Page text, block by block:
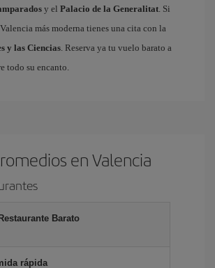
y el Palacio de la Generalitat. Si
más moderna tienes una cita con la
y las Ciencias. Reserva ya tu vuelo barato a
todo su encanto.
en Valencia
Barato
rápida